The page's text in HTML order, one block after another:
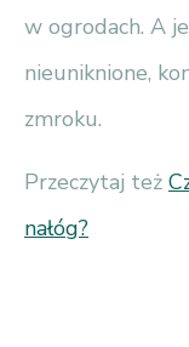
w ogrodach. A
nieuniknione,
zmroku.
Przeczytaj też
nałóg?